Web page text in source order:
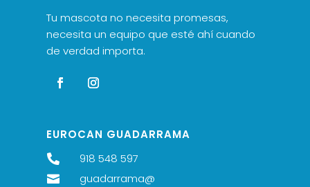
Tu mascota no necesita promesas,
necesita un equipo que esté ahí cuando
de verdad importa.
EUROCAN GUADARRAMA
 918 548 597

guadarrama@